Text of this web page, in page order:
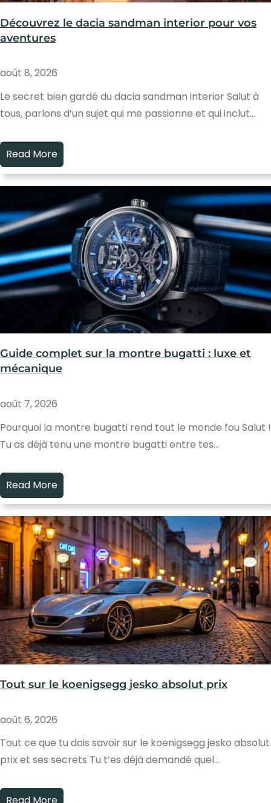
Découvrez le dacia sandman interior pour vos
aventures
août 8, 2026
Le secret bien gardé du dacia sandman interior Salut à
tous, parlons d’un sujet qui me passionne et qui inclut…
Read More
Guide complet sur la montre bugatti : luxe et
mécanique
août 7, 2026
Pourquoi la montre bugatti rend tout le monde fou Salut !
Tu as déjà tenu une montre bugatti entre tes…
Read More
Tout sur le koenigsegg jesko absolut prix
août 6, 2026
Tout ce que tu dois savoir sur le koenigsegg jesko absolut
prix et ses secrets Tu t’es déjà demandé quel…